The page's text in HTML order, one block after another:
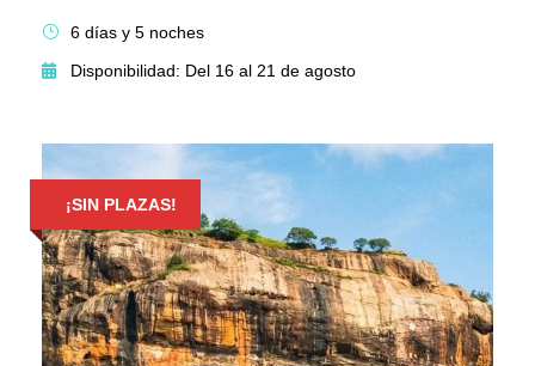
6 días y 5 noches
Disponibilidad: Del 16 al 21 de agosto
¡SIN PLAZAS!